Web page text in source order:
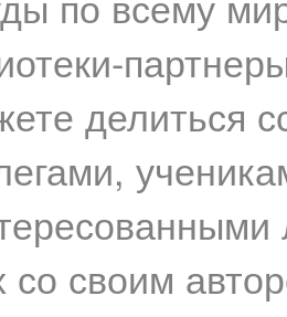
делиться
со своим